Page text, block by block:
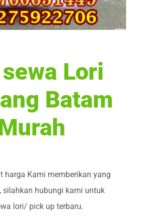
Lori
Batam
harga Kami memberikan yang
silahkan hubungi kami untuk
lori/ pick up terbaru.